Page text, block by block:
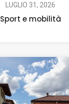
LUGLIO 31, 2026
Sport e mobilità